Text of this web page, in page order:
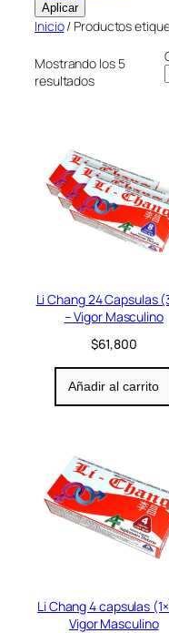
Aplicar
Inicio/ Productos
Mostrando los 5
resultados
Li Chang 24 Capsulas
– Vigor Masculino
$61,800
Añadir al carrito
Li Chang 4 capsulas
Vigor Masculino